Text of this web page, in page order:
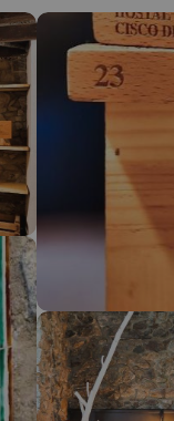
alla sua
strada. Non appena